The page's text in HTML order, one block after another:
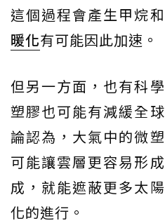
這個過程會產生甲烷
暖化有可能因此加速。
但另一方面，也有科
塑膠也可能有減緩全
論認為，大氣中的微
可能讓雲層更容易形
成，就能遮蔽更多太
化的進行。